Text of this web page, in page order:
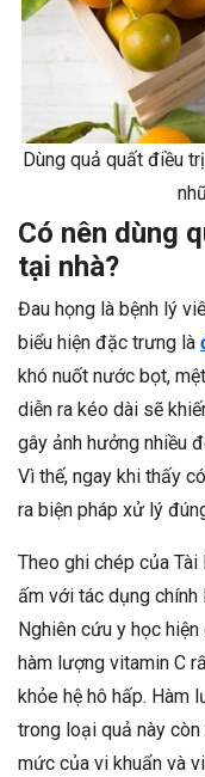
Dùng quả quất điều
Có nên dùng
tại nhà?
Đau họng là bệnh lý
biểu hiện đặc trưng là
khó nuốt nước bọt,
diễn ra kéo dài sẽ
gây ảnh hưởng nhiều
Vì thế, ngay khi thấy
ra biện pháp xử lý
Theo ghi chép của
ấm với tác dụng chính
Nghiên cứu y học
hàm lượng vitamin C
khỏe hệ hô hấp. Hàm
trong loại quả này
mức của vi khuẩn và